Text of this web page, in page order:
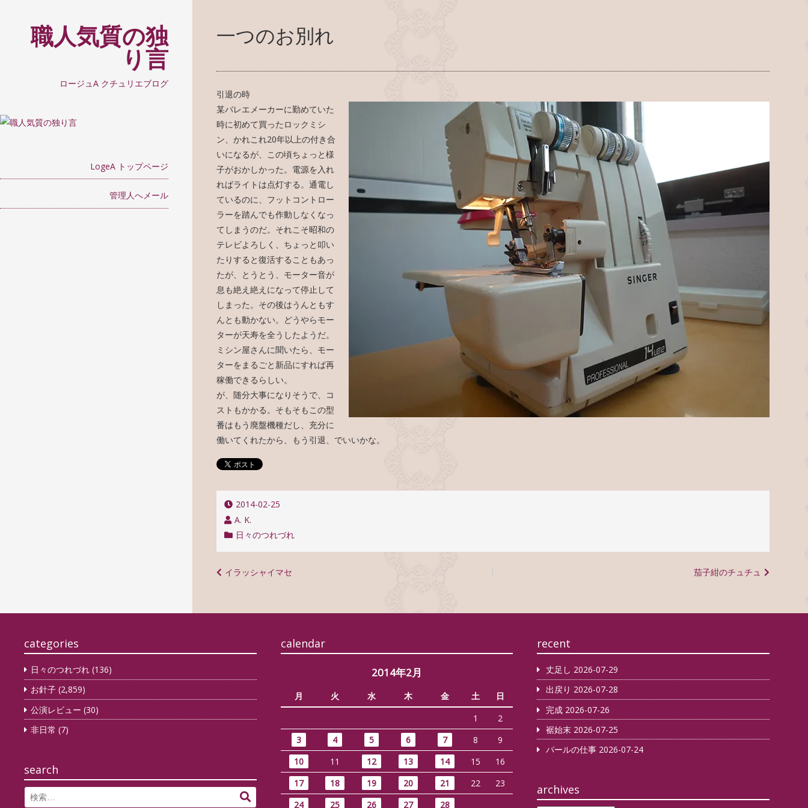
職人気質の独
り言
ロージュA クチュリエブログ
LogeA トップページ
管理人へメール
一つのお別れ
引退の時
某バレエメーカーに勤めていた
時に初めて買ったロックミシ
ン、かれこれ20年以上の付き合
いになるが、この頃ちょっと様
子がおかしかった。電源を入れ
ればライトは点灯する。通電し
ているのに、フットコントロー
ラーを踏んでも作動しなくなっ
てしまうのだ。それこそ昭和の
テレビよろしく、ちょっと叩い
たりすると復活することもあっ
たが、とうとう、モーター音が
息も絶え絶えになって停止して
しまった。その後はうんともす
んとも動かない。どうやらモー
ターが天寿を全うしたようだ。
ミシン屋さんに聞いたら、モー
ターをまるごと新品にすれば再
稼働できるらしい。
が、随分大事になりそうで、コ
ストもかかる。そもそもこの型
番はもう廃盤機種だし、充分に
働いてくれたから、もう引退、でいいかな。
2014-02-25
A. K.
日々のつれづれ
投
ナ
ゲ
シ
ョ
ン
茄子紺のチュチュ
イラッシャイマセ
categories
日々のつれづれ(136)
お針子(2,859)
公演レビュー (30)
非日常 (7)
search
Search
検
calendar
2014年2月
月 火 水 木 金 土
日
1
2
3
4 5 6 7 8
9
10
11 12 13 14 15
16
17
18 19 20 21 22
23
24
25 26 27 28
recent
丈足し 2026-07-29
出戻り 2026-07-28
完成 2026-07-26
裾始末 2026-07-25
パールの仕事 2026-07-24
archives